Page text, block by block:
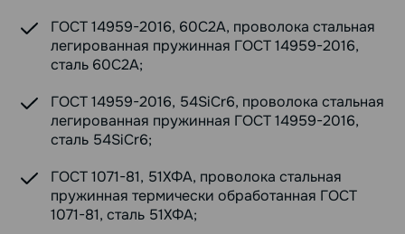
ГОСТ 14959-2016, 60С2А, проволока стальная
легированная пружинная ГОСТ 14959-2016,
сталь 60С2А;
ГОСТ 14959-2016, 54SiCr6, проволока стальная
легированная пружинная ГОСТ 14959-2016,
сталь 54SiCr6;
ГОСТ 1071-81, 51ХФА, проволока стальная
пружинная термически обработанная ГОСТ
1071-81, сталь 51ХФА;